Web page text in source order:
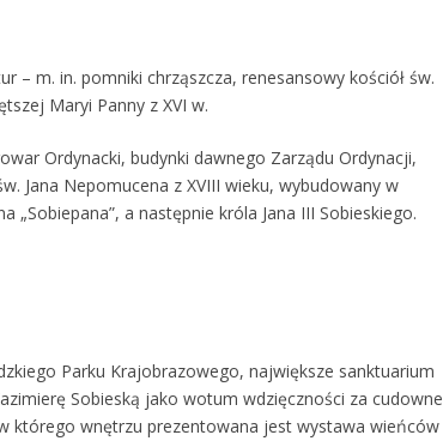
– m. in. pomniki chrząszcza, renesansowy kościół św.
Maryi Panny z XVI w.
Ordynacki, budynki dawnego Zarządu Ordynacji,
Jana Nepomucena z XVIII wieku, wybudowany w
„Sobiepana”, a następnie króla Jana III Sobieskiego.
Parku Krajobrazowego, największe sanktuarium
Sobieską jako wotum wdzięczności za cudowne
którego wnętrzu prezentowana jest wystawa wieńców